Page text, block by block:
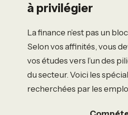
à privilégier
La finance n’est pas un
Selon vos affinités, vous
vos études vers l’un des
du secteur. Voici les
recherchées par les